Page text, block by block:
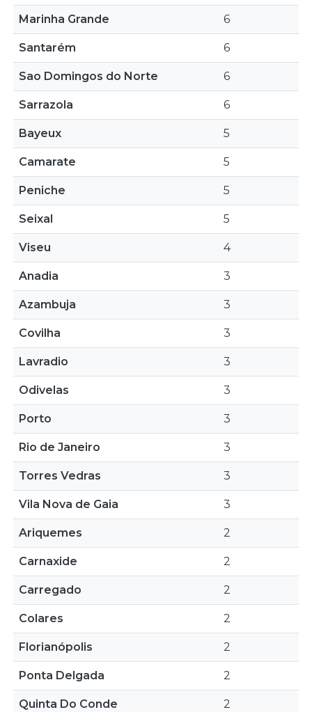
Marinha Grande 6
Santarém 6
Sao Domingos do Norte 6
Sarrazola 6
Bayeux 5
Camarate 5
Peniche 5
Seixal 5
Viseu 4
Anadia 3
Azambuja 3
Covilha 3
Lavradio 3
Odivelas 3
Porto 3
Rio de Janeiro 3
Torres Vedras 3
Vila Nova de Gaia 3
Ariquemes 2
Carnaxide 2
Carregado 2
Colares 2
Florianópolis 2
Ponta Delgada 2
Quinta Do Conde 2